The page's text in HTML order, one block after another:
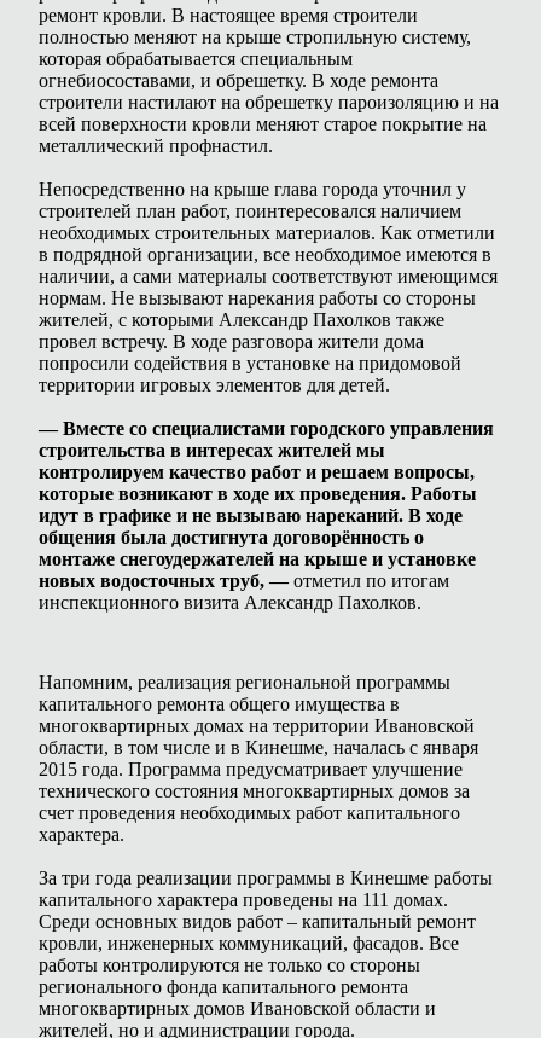
ремонт кровли. В настоящее время строители
полностью меняют на крыше стропильную систему,
которая обрабатывается специальным
огнебиосоставами, и обрешетку. В ходе ремонта
строители настилают на обрешетку пароизоляцию и на
всей поверхности кровли меняют старое покрытие на
металлический профнастил.
Непосредственно на крыше глава города уточнил у
строителей план работ, поинтересовался наличием
необходимых строительных материалов. Как отметили
в подрядной организации, все необходимое имеются в
наличии, а сами материалы соответствуют имеющимся
нормам. Не вызывают нарекания работы со стороны
жителей, с которыми Александр Пахолков также
провел встречу. В ходе разговора жители дома
попросили содействия в установке на придомовой
территории игровых элементов для детей.
— Вместе со специалистами городского управления
строительства в интересах жителей мы
контролируем качество работ и решаем вопросы,
которые возникают в ходе их проведения. Работы
идут в графике и не вызываю нареканий. В ходе
общения была достигнута договорённость о
монтаже снегоудержателей на крыше и установке
новых водосточных труб, —отметил по итогам
инспекционного визита Александр Пахолков.
Напомним, реализация региональной программы
капитального ремонта общего имущества в
многоквартирных домах на территории Ивановской
области, в том числе и в Кинешме, началась с января
2015 года. Программа предусматривает улучшение
технического состояния многоквартирных домов за
счет проведения необходимых работ капитального
характера.
За три года реализации программы в Кинешме работы
капитального характера проведены на 111 домах.
Среди основных видов работ – капитальный ремонт
кровли, инженерных коммуникаций, фасадов. Все
работы контролируются не только со стороны
регионального фонда капитального ремонта
многоквартирных домов Ивановской области и
жителей, но и администрации города.